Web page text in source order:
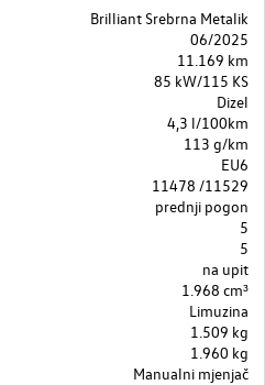
Brilliant Srebrna Metalik
06/2025
11.169 km
85 kW/115 KS
Dizel
4,3 l/100km
113 g/km
EU6
11478 /11529
prednji pogon
5
5
na upit
1.968 cm³
Limuzina
1.509 kg
1.960 kg
Manualni mjenjač